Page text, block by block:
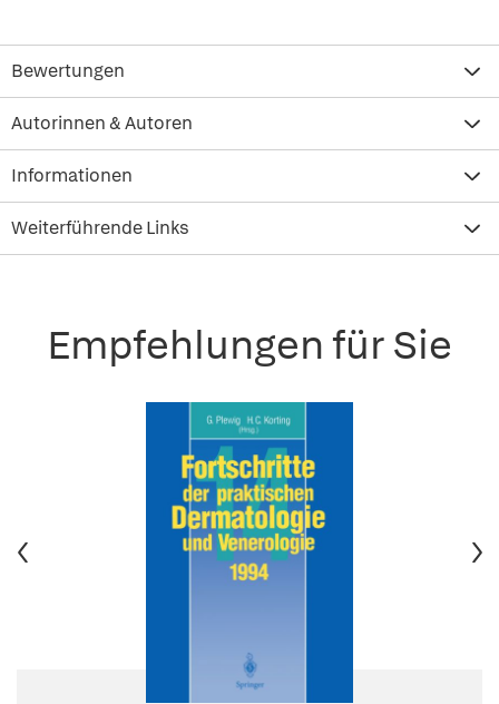
Bewertungen
Autorinnen & Autoren
Informationen
Weiterführende Links
Empfehlungen für Sie